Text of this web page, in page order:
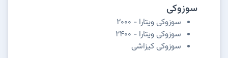
سوزوکی
سوزوکی ویتارا - 2000
سوزوکی ویتارا - 2400
سوزوکی کیزاشی